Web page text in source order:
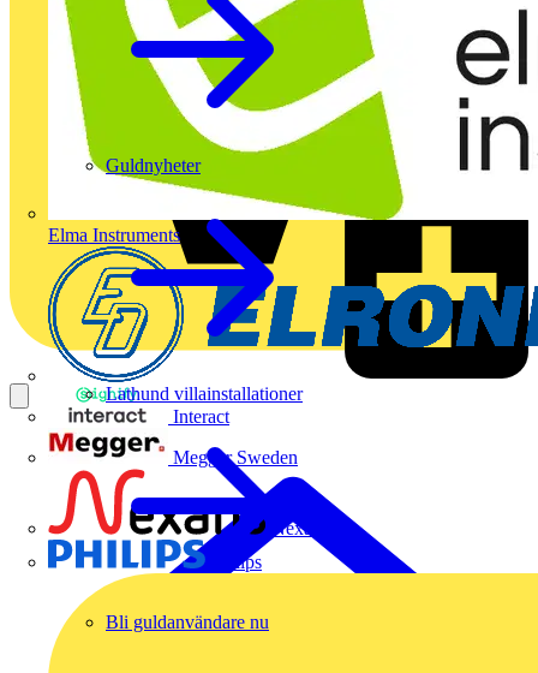
Elma Instruments
Interact
Megger Sweden
Nexans
Philips
Guldnyheter
Lathund villainstallationer
Bli guldanvändare nu